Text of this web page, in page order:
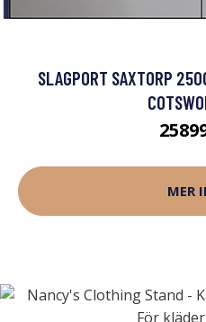
SLAGPORT SAXTORP
MER